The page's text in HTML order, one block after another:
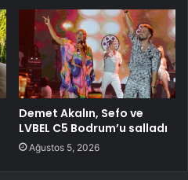
Demet Akalın, Sefo ve
LVBEL C5 Bodrum’u salladı
Ağustos 5, 2026